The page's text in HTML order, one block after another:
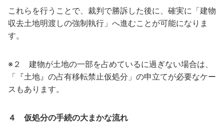
これらを行うことで、裁判で勝訴した後に、確実に「建物
収去土地明渡しの強制執行」へ進むことが可能になりま
す。
※２ 建物が土地の一部を占めているに過ぎない場合は、
「『土地』の占有移転禁止仮処分」の申立てが必要なケー
スもあります。
４ 仮処分の手続の大まかな流れ